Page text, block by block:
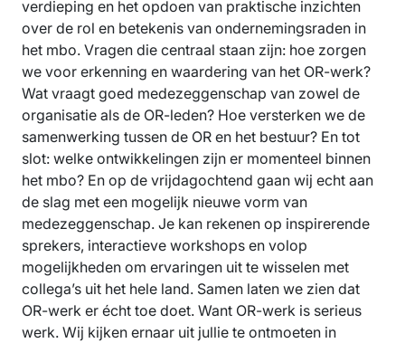
verdieping en het opdoen van praktische inzichten
over de rol en betekenis van ondernemingsraden in
het mbo. Vragen die centraal staan zijn: hoe zorgen
we voor erkenning en waardering van het OR-werk?
Wat vraagt goed medezeggenschap van zowel de
organisatie als de OR-leden? Hoe versterken we de
samenwerking tussen de OR en het bestuur? En tot
slot: welke ontwikkelingen zijn er momenteel binnen
het mbo? En op de vrijdagochtend gaan wij echt aan
de slag met een mogelijk nieuwe vorm van
medezeggenschap. Je kan rekenen op inspirerende
sprekers, interactieve workshops en volop
mogelijkheden om ervaringen uit te wisselen met
collega’s uit het hele land. Samen laten we zien dat
OR-werk er écht toe doet. Want OR-werk is serieus
werk. Wij kijken ernaar uit jullie te ontmoeten in